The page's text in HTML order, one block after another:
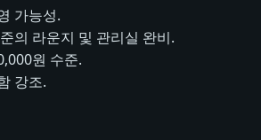
가능성.
의 라운지 및 관리실 완비.
원 수준.
강조.